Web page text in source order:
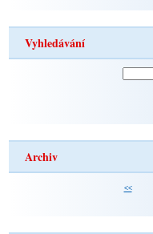
Vyhledávání
Archiv
<<